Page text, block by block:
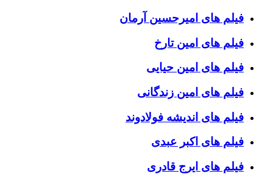
فیلم های امیرحسین آرمان
فیلم های امین تارخ
فیلم های امین حیایی
فیلم های امین زندگانی
فیلم های اندیشه فولادوند
فیلم های اکبر عبدی
فیلم های ایرج قادری